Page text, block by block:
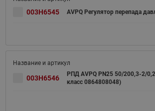
003H6545 AVPQ Регулятор перепада
003H6546
РПД AVPQ PN25 50/200,3-2/
класс 0864808048)